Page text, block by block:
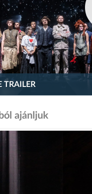
TRAILER
ajánljuk